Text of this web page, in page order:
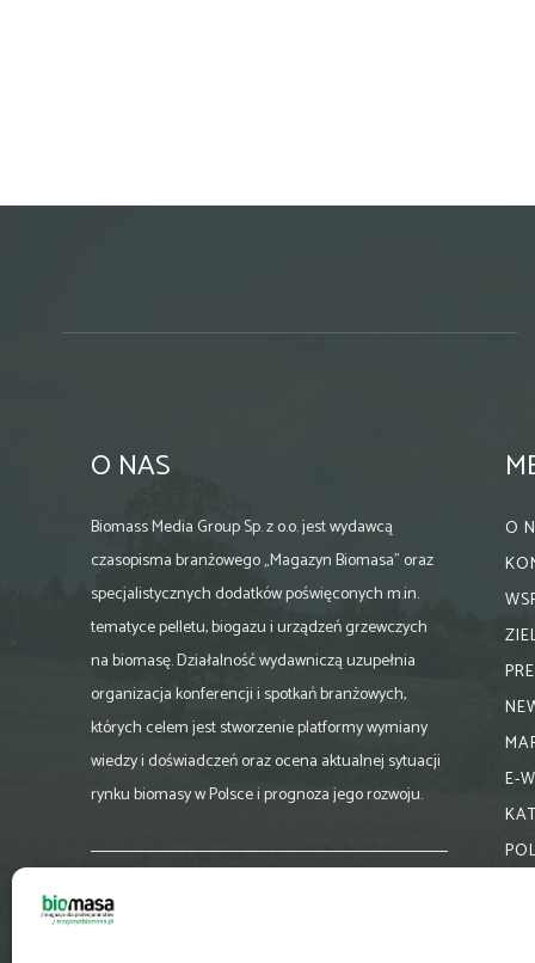
O NAS
Biomass Media Group Sp. z o.o. jest wydawcą
czasopisma branżowego „Magazyn Biomasa” oraz
specjalistycznych dodatków poświęconych m.in.
tematyce pelletu, biogazu i urządzeń grzewczych
na biomasę. Działalność wydawniczą uzupełnia
organizacja konferencji i spotkań branżowych,
których celem jest stworzenie platformy wymiany
wiedzy i doświadczeń oraz ocena aktualnej sytuacji
rynku biomasy w Polsce i prognoza jego rozwoju.
biuro@magazynbiomasa.pl
O
E-